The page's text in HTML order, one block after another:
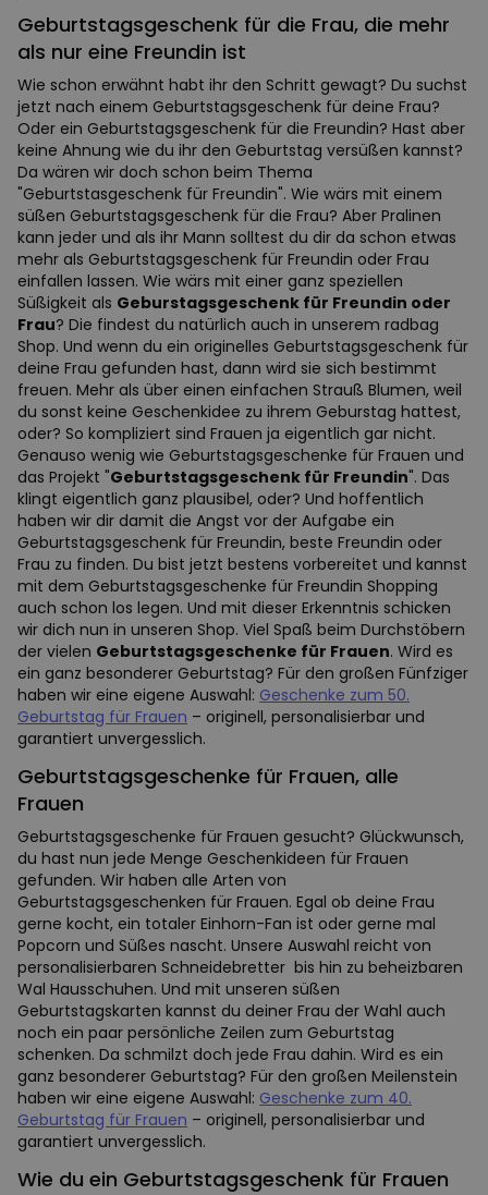
Geburtstagsgeschenk für die Frau, die mehr
als nur eine Freundin ist
Wie schon erwähnt habt ihr den Schritt gewagt? Du suchst
jetzt nach einem Geburtstagsgeschenk für deine Frau?
Oder ein Geburtstagsgeschenk für die Freundin? Hast aber
keine Ahnung wie du ihr den Geburtstag versüßen kannst?
Da wären wir doch schon beim Thema
"Geburtstasgeschenk für Freundin". Wie wärs mit einem
süßen Geburtstagsgeschenk für die Frau? Aber Pralinen
kann jeder und als ihr Mann solltest du dir da schon etwas
mehr als Geburtstagsgeschenk für Freundin oder Frau
einfallen lassen. Wie wärs mit einer ganz speziellen
Süßigkeit als Geburstagsgeschenk für Freundin oder
Frau? Die findest du natürlich auch in unserem radbag
Shop. Und wenn du ein originelles Geburtstagsgeschenk für
deine Frau gefunden hast, dann wird sie sich bestimmt
freuen. Mehr als über einen einfachen Strauß Blumen, weil
du sonst keine Geschenkidee zu ihrem Geburstag hattest,
oder? So kompliziert sind Frauen ja eigentlich gar nicht.
Genauso wenig wie Geburtstagsgeschenke für Frauen und
das Projekt "Geburtstagsgeschenk für Freundin". Das
klingt eigentlich ganz plausibel, oder? Und hoffentlich
haben wir dir damit die Angst vor der Aufgabe ein
Geburtstagsgeschenk für Freundin, beste Freundin oder
Frau zu finden. Du bist jetzt bestens vorbereitet und kannst
mit dem Geburtstagsgeschenke für Freundin Shopping
auch schon los legen. Und mit dieser Erkenntnis schicken
wir dich nun in unseren Shop. Viel Spaß beim Durchstöbern
der vielen Geburtstagsgeschenke für Frauen. Wird es
ein ganz besonderer Geburtstag? Für den großen Fünfziger
haben wir eine eigene Auswahl: Geschenke zum 50.
Geburtstag für Frauen – originell, personalisierbar und
garantiert unvergesslich.
Geburtstagsgeschenke für Frauen, alle
Frauen
Geburtstagsgeschenke für Frauen gesucht? Glückwunsch,
du hast nun jede Menge Geschenkideen für Frauen
gefunden. Wir haben alle Arten von
Geburtstagsgeschenken für Frauen. Egal ob deine Frau
gerne kocht, ein totaler Einhorn-Fan ist oder gerne mal
Popcorn und Süßes nascht. Unsere Auswahl reicht von
personalisierbaren Schneidebretter bis hin zu beheizbaren
Wal Hausschuhen. Und mit unseren süßen
Geburtstagskarten kannst du deiner Frau der Wahl auch
noch ein paar persönliche Zeilen zum Geburtstag
schenken. Da schmilzt doch jede Frau dahin. Wird es ein
ganz besonderer Geburtstag? Für den großen Meilenstein
haben wir eine eigene Auswahl: Geschenke zum 40.
Geburtstag für Frauen – originell, personalisierbar und
garantiert unvergesslich.
Wie du ein Geburtstagsgeschenk für Frauen